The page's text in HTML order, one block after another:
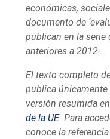
económicas,
documento de
publican en la serie
anteriores a 2012-.
El texto completo
publica únicamente
versión resumida
de la UE. Para
conoce la